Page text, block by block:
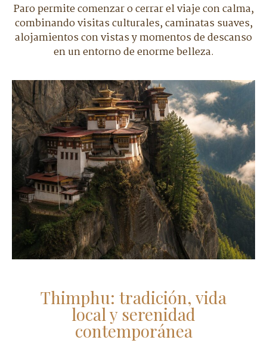
Paro permite comenzar o cerrar el viaje con calma,
combinando visitas culturales, caminatas suaves,
alojamientos con vistas y momentos de descanso
en un entorno de enorme belleza.
Thimphu: tradición, vida
local y serenidad
contemporánea